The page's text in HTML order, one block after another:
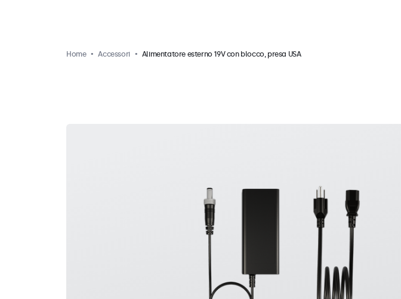
Home Accessori Alimentatore esterno 19V con blocco, presa USA